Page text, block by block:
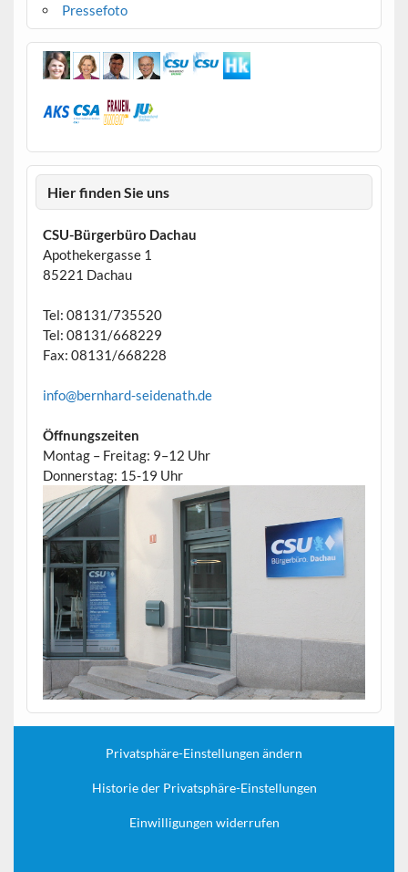
Pressefoto
Hier finden Sie uns
CSU-Bürgerbüro Dachau
Apothekergasse 1
85221 Dachau
Tel: 08131/735520
Tel: 08131/668229
Fax: 08131/668228
info@bernhard-seidenath.de
Öffnungszeiten
Montag – Freitag: 9–12 Uhr
Donnerstag: 15-19 Uhr
Privatsphäre-Einstellungen ändern
Historie der Privatsphäre-Einstellungen
Einwilligungen widerrufen